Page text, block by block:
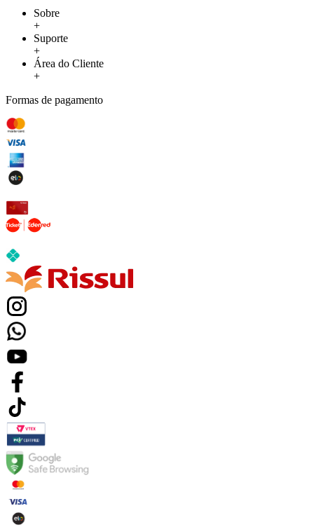
Sobre
+
Suporte
+
Área do Cliente
+
Formas de pagamento